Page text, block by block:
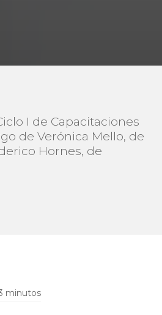
I de Capacitaciones
de Verónica Mello, de
Hornes, de
minutos